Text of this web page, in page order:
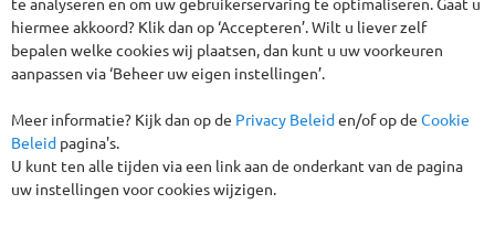
hiermee akkoord? Klik dan op ‘Accepteren’. Wilt u liever zelf
bepalen welke cookies wij plaatsen, dan kunt u uw voorkeuren
aanpassen via ‘Beheer uw eigen instellingen’.
Meer informatie? Kijk dan op de Privacy Beleiden/of op de Cookie
Beleid pagina's.
U kunt ten alle tijden via een link aan de onderkant van de pagina
uw instellingen voor cookies wijzigen.